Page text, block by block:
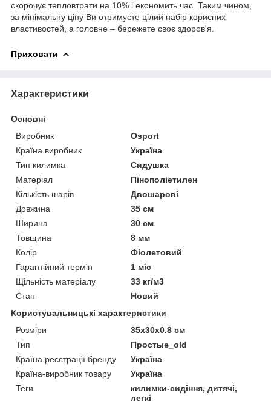
скорочує тепловтрати на 10% і економить час. Таким чином,
за мінімальну ціну Ви отримуєте цілий набір корисних
властивостей, а головне – бережете своє здоров'я.
Приховати
Характеристики
Основні
Виробник
Osport
Країна виробник
Україна
Тип килимка
Сидушка
Матеріал
Пінополіетилен
Кількість шарів
Двошарові
Довжина
35 см
Ширина
30 см
Товщина
8 мм
Колір
Фіолетовий
Гарантійний термін
1 міс
Щільність матеріалу
33 кг/м3
Стан
Новий
Користувальницькі характеристики
Розміри
35x30x0.8 см
Тип
Простые_old
Країна реєстрації бренду
Україна
Країна-виробник товару
Україна
Теги
килимки-сидіння, дитячі,
легкі